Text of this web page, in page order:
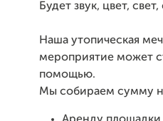
Будет звук, цвет,
Наша утопическая
мероприятие может
помощью.
Мы собираем сумму